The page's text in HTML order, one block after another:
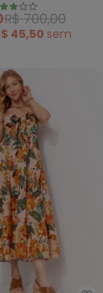
R$ 700,00
45,50 sem